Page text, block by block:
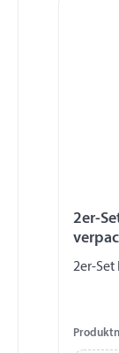
2er-
2er-Set